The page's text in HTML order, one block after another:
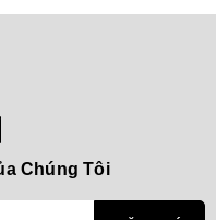
Chúng Tôi